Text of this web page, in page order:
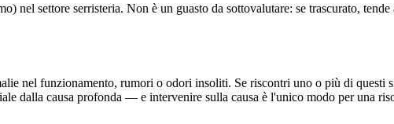
nel settore serristeria. Non è un guasto da sottovalutare: se trascurato,
nel funzionamento, rumori o odori insoliti. Se riscontri uno o più di questi
dalla causa profonda — e intervenire sulla causa è l'unico modo per una